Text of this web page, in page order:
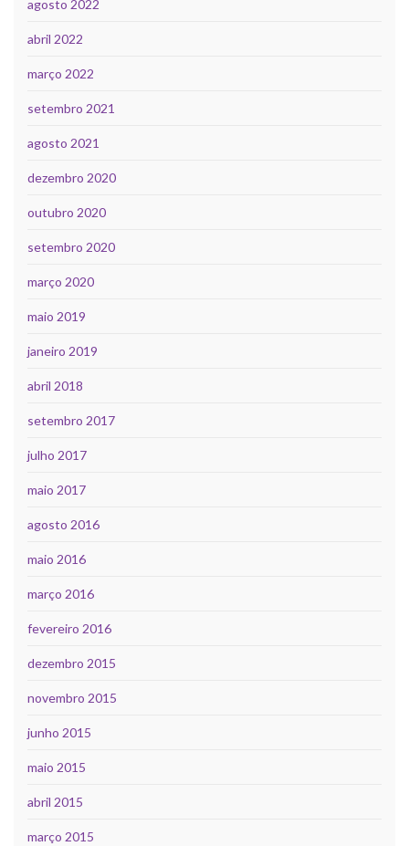
agosto 2022
abril 2022
março 2022
setembro 2021
agosto 2021
dezembro 2020
outubro 2020
setembro 2020
março 2020
maio 2019
janeiro 2019
abril 2018
setembro 2017
julho 2017
maio 2017
agosto 2016
maio 2016
março 2016
fevereiro 2016
dezembro 2015
novembro 2015
junho 2015
maio 2015
abril 2015
março 2015